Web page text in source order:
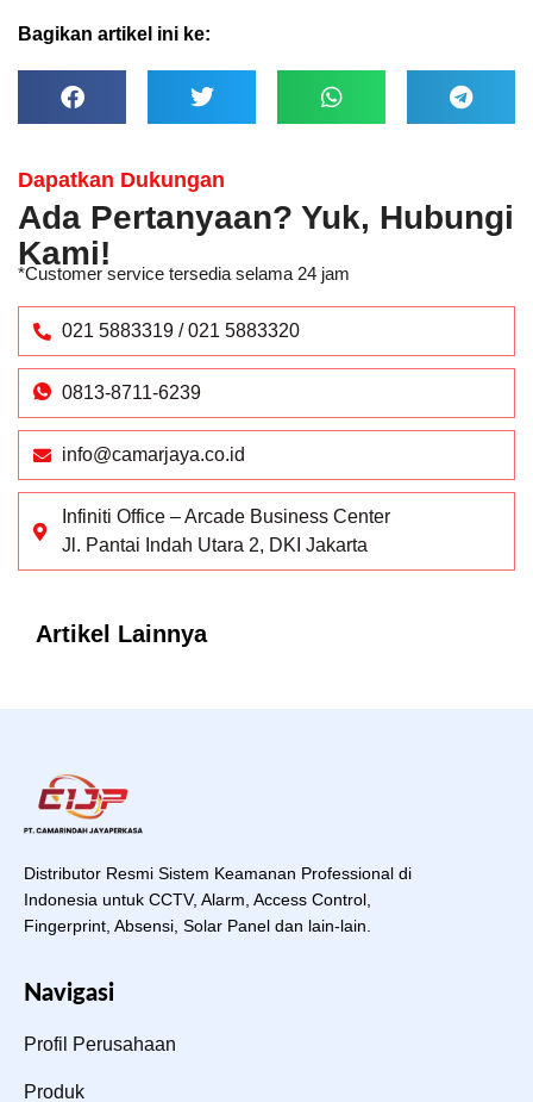
Bagikan artikel ini ke:
Dapatkan Dukungan
Ada Pertanyaan? Yuk, Hubungi
Kami!
*Customer service tersedia selama 24 jam
021 5883319 / 021 5883320
0813-8711-6239
info@camarjaya.co.id
Infiniti Office – Arcade Business Center
Jl. Pantai Indah Utara 2, DKI Jakarta
Artikel Lainnya
Distributor Resmi Sistem Keamanan Professional di
Indonesia untuk CCTV, Alarm, Access Control,
Fingerprint, Absensi, Solar Panel dan lain-lain.
Navigasi
Profil Perusahaan
Produk